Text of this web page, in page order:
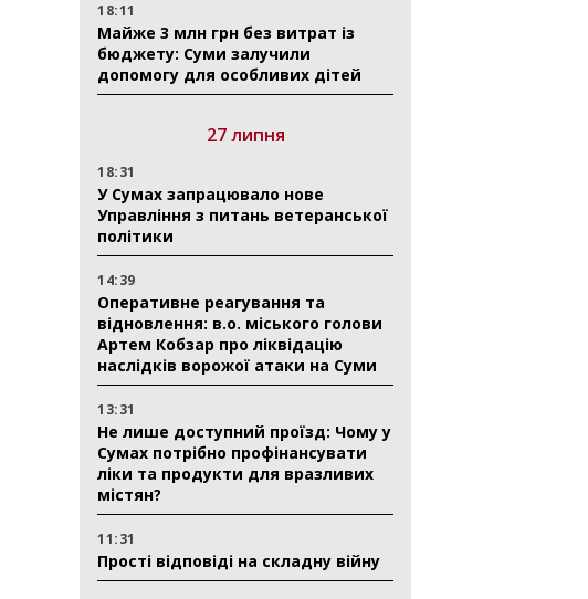
18:11
Майже 3 млн грн без витрат із
бюджету: Суми залучили
допомогу для особливих дітей
27 липня
18:31
У Сумах запрацювало нове
Управління з питань ветеранської
політики
14:39
Оперативне реагування та
відновлення: в.о. міського голови
Артем Кобзар про ліквідацію
наслідків ворожої атаки на Суми
13:31
Не лише доступний проїзд: Чому у
Сумах потрібно профінансувати
ліки та продукти для вразливих
містян?
11:31
Прості відповіді на складну війну